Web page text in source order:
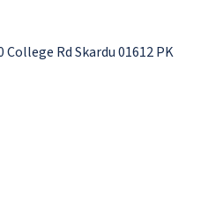
Rd Skardu 01612 PK